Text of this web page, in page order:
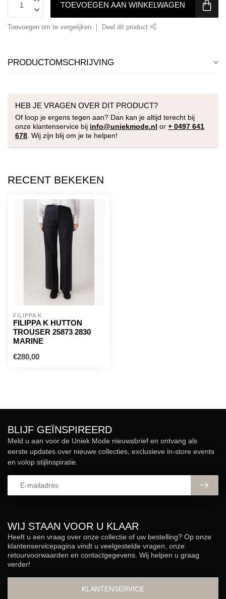
TOEVOEGEN AAN WINKELWAGEN
Toevoegen om te vergelijken Deel dit product
PRODUCTOMSCHRIJVING
HEB JE VRAGEN OVER DIT PRODUCT?
Of loop je ergens tegen aan? Dan kan je altijd terecht bij
onze klantenservice bij info@uniekmode.nl or + 0497 641
678. Wij zijn blij om je te helpen!
RECENT BEKEKEN
FILIPPA K
FILIPPA K HUTTON
TROUSER 25873 2830
MARINE
€280,00
WIJ STAAN VOOR U KLAAR
Heeft u een vraag over onze collectie of uw bestelling? Op onze
klantenservicepagina vindt u veelgestelde vragen, onze
retourvoorwaarden en contactgegevens. Wij helpen u graag
verder!
KLANTENSERVICE
BLIJF GEÏNSPIREERD
Meld u aan voor de Uniek Mode nieuwsbrief en ontvang als
eerste updates over nieuwe collecties, exclusieve in-store events
en volop stijlinspiratie.